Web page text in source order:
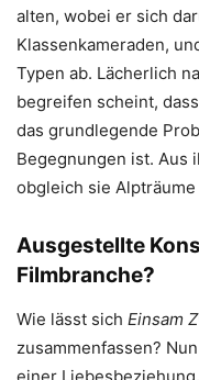
alten, wobei er sich
Klassenkameraden,
Typen ab. Lächerlich
begreifen scheint,
das grundlegende
Begegnungen ist. Aus
obgleich sie Alpträume
Ausgestellte
Filmbranche?
Wie lässt sich Einsam
zusammenfassen?